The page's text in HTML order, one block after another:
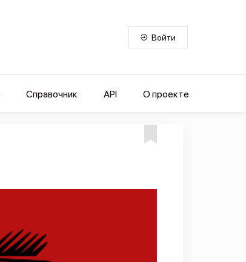
Войти
Справочник API О проекте